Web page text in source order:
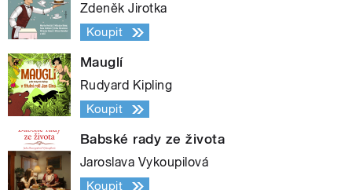
Zdeněk Jirotka
Koupit
Mauglí
Rudyard Kipling
Koupit
Babské rady ze života
Jaroslava Vykoupilová
Koupit